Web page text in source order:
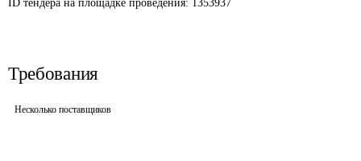
ID тендера на площадке проведения: 1353937
Требования
Несколько поставщиков